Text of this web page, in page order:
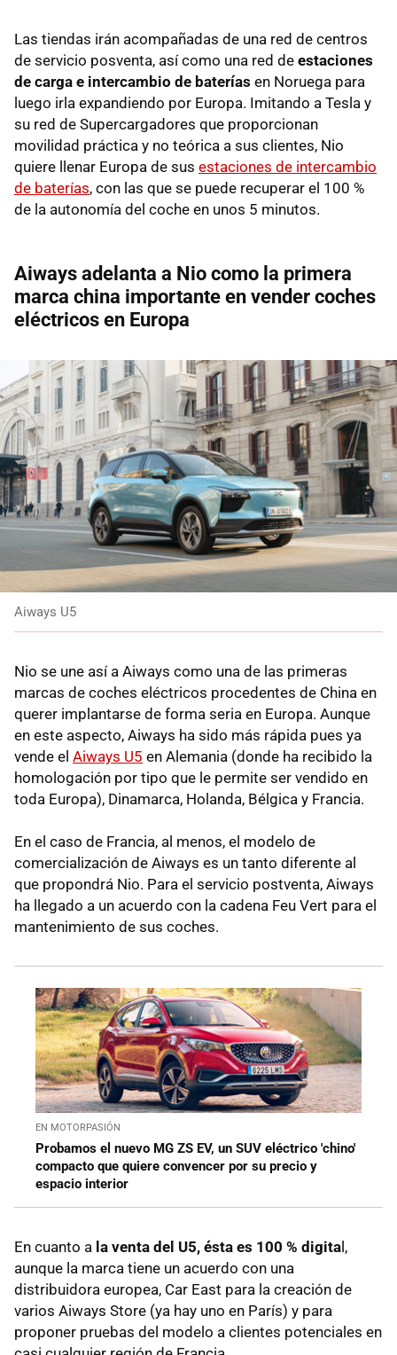
Las tiendas irán acompañadas de una red de centros
de servicio posventa, así como una red de estaciones
de carga e intercambio de baterías en Noruega para
luego irla expandiendo por Europa. Imitando a Tesla y
su red de Supercargadores que proporcionan
movilidad práctica y no teórica a sus clientes, Nio
quiere llenar Europa de sus estaciones de intercambio
de baterías, con las que se puede recuperar el 100 %
de la autonomía del coche en unos 5 minutos.
Aiways adelanta a Nio como la primera
marca china importante en vender coches
eléctricos en Europa
Aiways U5
Nio se une así a Aiways como una de las primeras
marcas de coches eléctricos procedentes de China en
querer implantarse de forma seria en Europa. Aunque
en este aspecto, Aiways ha sido más rápida pues ya
vende el Aiways U5 en Alemania (donde ha recibido la
homologación por tipo que le permite ser vendido en
toda Europa), Dinamarca, Holanda, Bélgica y Francia.
En el caso de Francia, al menos, el modelo de
comercialización de Aiways es un tanto diferente al
que propondrá Nio. Para el servicio postventa, Aiways
ha llegado a un acuerdo con la cadena Feu Vert para el
mantenimiento de sus coches.
EN MOTORPASIÓN
Probamos el nuevo MG ZS EV, un SUV eléctrico 'chino'
compacto que quiere convencer por su precio y
espacio interior
En cuanto a la venta del U5, ésta es 100 % digita l,
aunque la marca tiene un acuerdo con una
distribuidora europea, Car East para la creación de
varios Aiways Store (ya hay uno en París) y para
proponer pruebas del modelo a clientes potenciales en